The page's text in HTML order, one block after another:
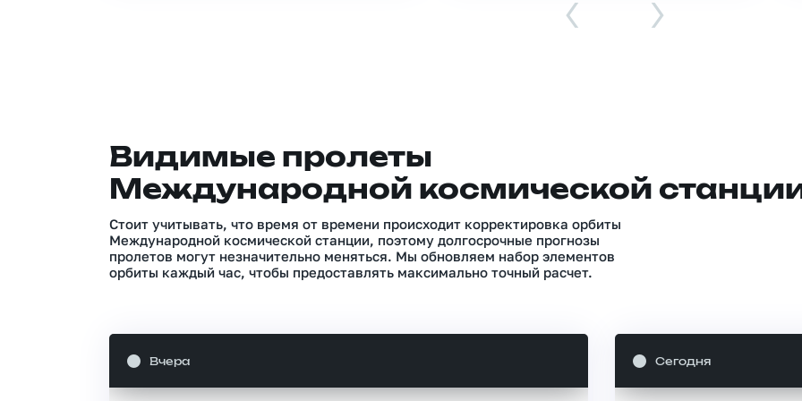
‹ ›
Видимые пролеты
Международной космической
Стоит учитывать, что время от времени происходит корректировка орбиты
Международной космической станции, поэтому долгосрочные прогнозы
пролетов могут незначительно меняться. Мы обновляем набор элементов
орбиты каждый час, чтобы предоставлять максимально точный расчет.
Вчера Сегодня